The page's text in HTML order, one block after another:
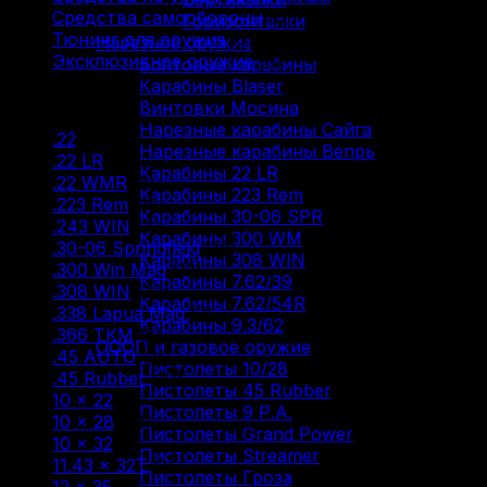
Горизонталки
Нарезное оружие
Болтовые карабины
Карабины Blaser
Винтовки Мосина
Нарезные карабины Сайга
Нарезные карабины Вепрь
Карабины 22 LR
Карабины 223 Rem
Карабины 30-06 SPR
Карабины 300 WM
Карабины 308 WIN
Карабины 7.62/39
Карабины 7.62/54R
Карабины 9.3/62
ОООП и газовое оружие
Пистолеты 10/28
Пистолеты 45 Rubber
Пистолеты 9 Р.А.
Пистолеты Grand Power
Пистолеты Streamer
Пистолеты Гроза
Средства самообороны (6)
Тюнинг для оружия (37)
Эксклюзивное оружие (6)
.22
.22 LR
(29)
.22 WMR (3)
.223 Rem (18)
.243 WIN (4)
.30-06 Springfield (18)
.300 Win Mag (12)
.308 WIN (30)
.338 Lapua Mag (2)
.366 ТКМ (5)
.45 AUTO (2)
.45 Rubber (10)
10 × 22
(7)
10 × 28
(14)
10 × 32
(2)
11.43 × 32T (1)